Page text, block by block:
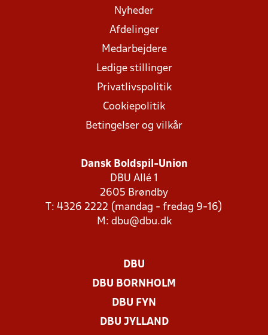
Nyheder
Afdelinger
Medarbejdere
Ledige stillinger
Privatlivspolitik
Cookiepolitik
Betingelser og vilkår
Dansk Boldspil-Union
DBU Allé 1
2605 Brøndby
T: 4326 2222 (mandag - fredag 9-16)
M: dbu@dbu.dk
DBU
DBU BORNHOLM
DBU FYN
DBU JYLLAND